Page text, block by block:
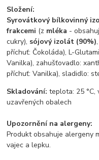
Složení:
Syrovátkový bílkovinný
frakcemi (z mléka -
cukry), sójový izolát (90%)
příchuť: Čokoláda), L-
Vanilka), zahušťovadlo:
příchuť: Vanilka), sladidlo:
Skladování: teplota: 25 °C,
uzavřených obalech
Upozornění na alergeny:
Produkt obsahuje alergeny
vajec a lepku.